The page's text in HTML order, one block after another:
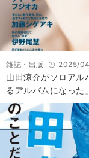
雑誌・出版 2025/
山田涼介がソロアル
るアルバムになった」